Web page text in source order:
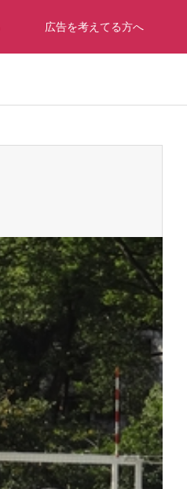
広告を考えてる方へ